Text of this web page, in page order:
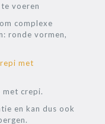
voeren
complexe
ronde vormen,
met
crepi.
en kan dus ook